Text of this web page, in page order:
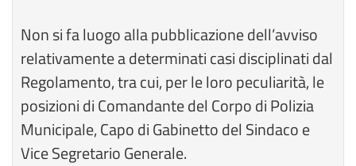
Non si fa luogo alla pubblicazione dell’avviso
relativamente a determinati casi disciplinati dal
Regolamento, tra cui, per le loro peculiarità, le
posizioni di Comandante del Corpo di Polizia
Municipale, Capo di Gabinetto del Sindaco e
Vice Segretario Generale.